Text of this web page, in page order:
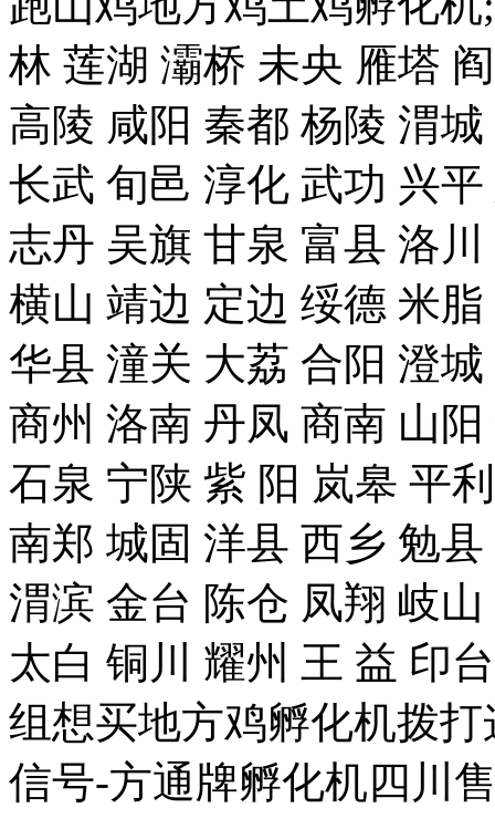
林 莲湖 灞桥 未央 雁塔
高陵 咸阳 秦都 杨陵 渭
长武 旬邑 淳化 武功 兴
志丹 吴旗 甘泉 富县 洛
横山 靖边 定边 绥德 米
华县 潼关 大荔 合阳 澄
商州 洛南 丹凤 商南 山
石泉 宁陕 紫 阳 岚皋 平
南郑 城固 洋县 西乡 勉
渭滨 金台 陈仓 凤翔 岐
太白 铜川 耀州 王 益 印
组想买地方鸡孵化机拨打
信号-方通牌孵化机四川